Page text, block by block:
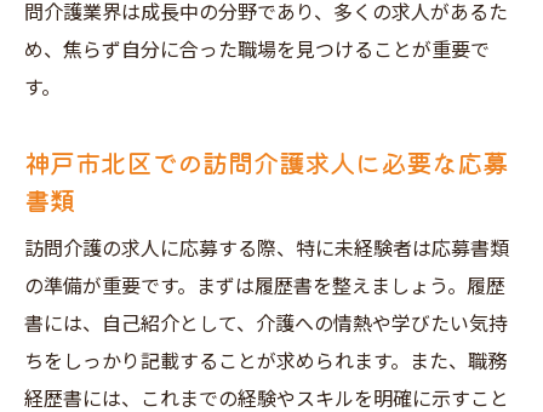
問介護業界は成長中の分野であり、多くの求人があるた
め、焦らず自分に合った職場を見つけることが重要で
す。
神戸市北区での訪問介護求人に必要な応募
書類
訪問介護の求人に応募する際、特に未経験者は応募書類
の準備が重要です。まずは履歴書を整えましょう。履歴
書には、自己紹介として、介護への情熱や学びたい気持
ちをしっかり記載することが求められます。また、職務
経歴書には、これまでの経験やスキルを明確に示すこと